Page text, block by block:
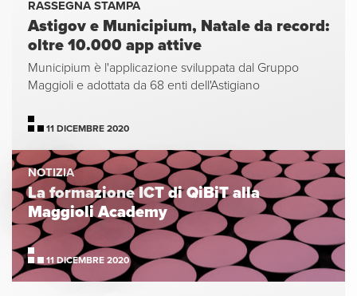
RASSEGNA STAMPA
Astigov e Municipium, Natale da record:
oltre 10.000 app attive
Municipium è l'applicazione sviluppata dal Gruppo
Maggioli e adottata da 68 enti dell'Astigiano
11 DICEMBRE 2020
NOTIZIA
La formazione ICT di QiBiT alla
Maggioli Academy
11 DICEMBRE 2020